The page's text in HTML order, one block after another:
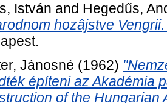
István and Hegedűs,
hozâjstve
Jánosné (1962)
építeni az Akadémia
of the Hungarian